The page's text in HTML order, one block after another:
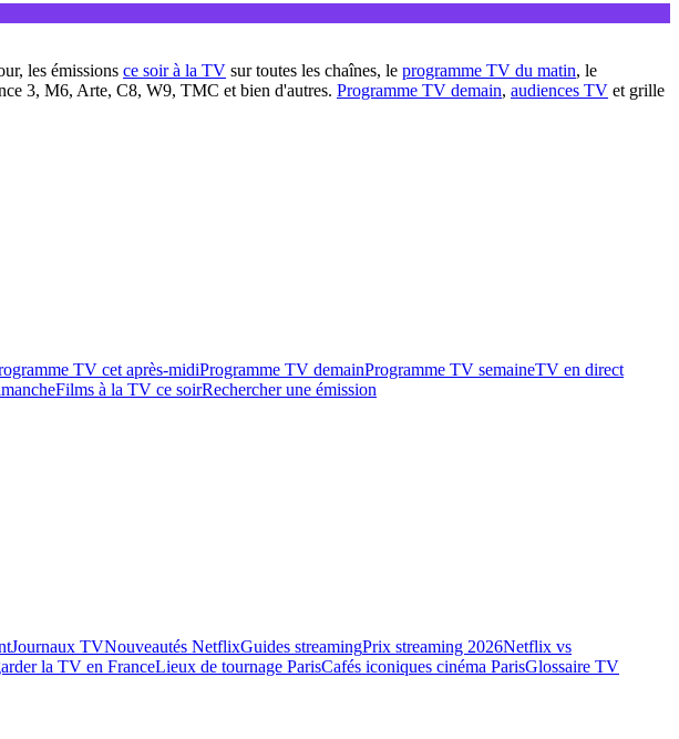
les émissions ce soir à la TV sur toutes les chaînes, le programme TV du matin, le
3, M6, Arte, C8, W9, TMC et bien d'autres. Programme TV demain, audiences TV et grille
TV cet après-midiProgramme TV demainProgramme TV semaineTV en direct
Films à la TV ce soirRechercher une émission
Journaux TVNouveautés NetflixGuides streamingPrix streaming 2026Netflix vs
la TV en FranceLieux de tournage ParisCafés iconiques cinéma ParisGlossaire TV